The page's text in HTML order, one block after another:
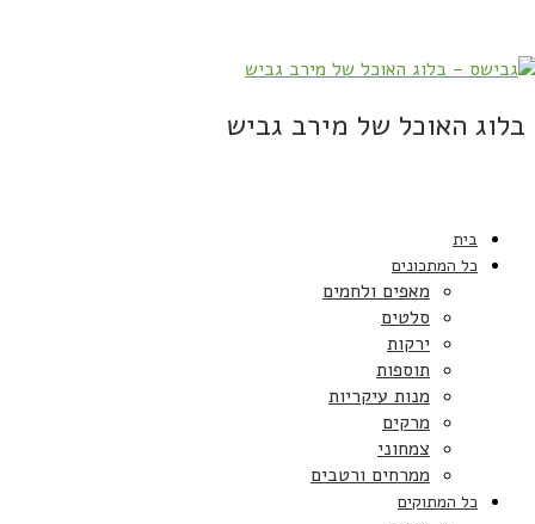
בלוג האוכל של מירב גביש
בית
כל המתכונים
מאפים ולחמים
סלטים
ירקות
תוספות
מנות עיקריות
מרקים
צמחוני
ממרחים ורטבים
כל המתוקים